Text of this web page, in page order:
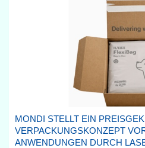
MONDI STELLT EIN
VERPACKUNGSKONZEPT
ANWENDUNGEN DURCH